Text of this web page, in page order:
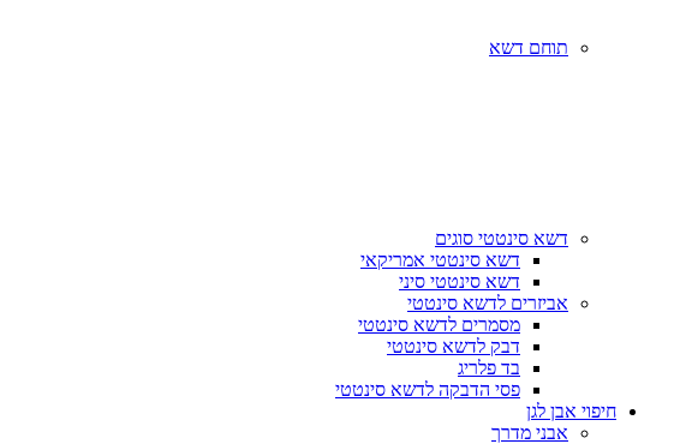
תוחם דשא
דשא סינטטי סוגים
דשא סינטטי אמריקאי
דשא סינטטי סיני
אביזרים לדשא סינטטי
מסמרים לדשא סינטטי
דבק לדשא סינטטי
בד פלריג
פסי הדבקה לדשא סינטטי
חיפוי אבן לגן
אבני מדרך